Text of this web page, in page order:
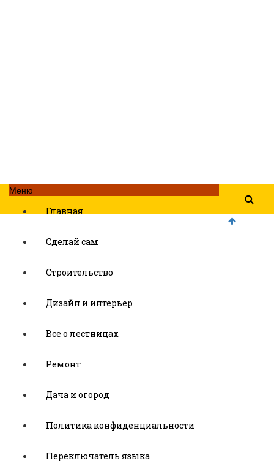
Меню
Главная
Сделай сам
Строительство
Дизайн и интерьер
Все о лестницах
Ремонт
Дача и огород
Политика конфиденциальности
Переключатель языка